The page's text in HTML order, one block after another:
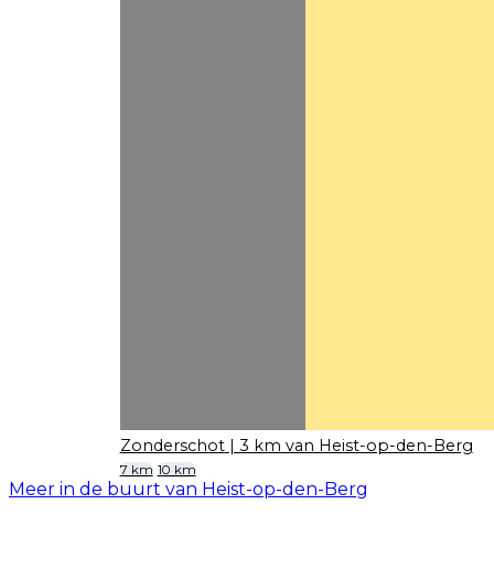
Zonderschot | 3 km van Heist-op-den-Berg
7 km 10 km
Meer in de buurt van Heist-op-den-Berg